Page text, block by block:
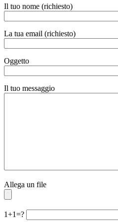
Il tuo nome (richiesto)
La tua email (richiesto)
Oggetto
Il tuo messaggio
Allega un file
1+1=?